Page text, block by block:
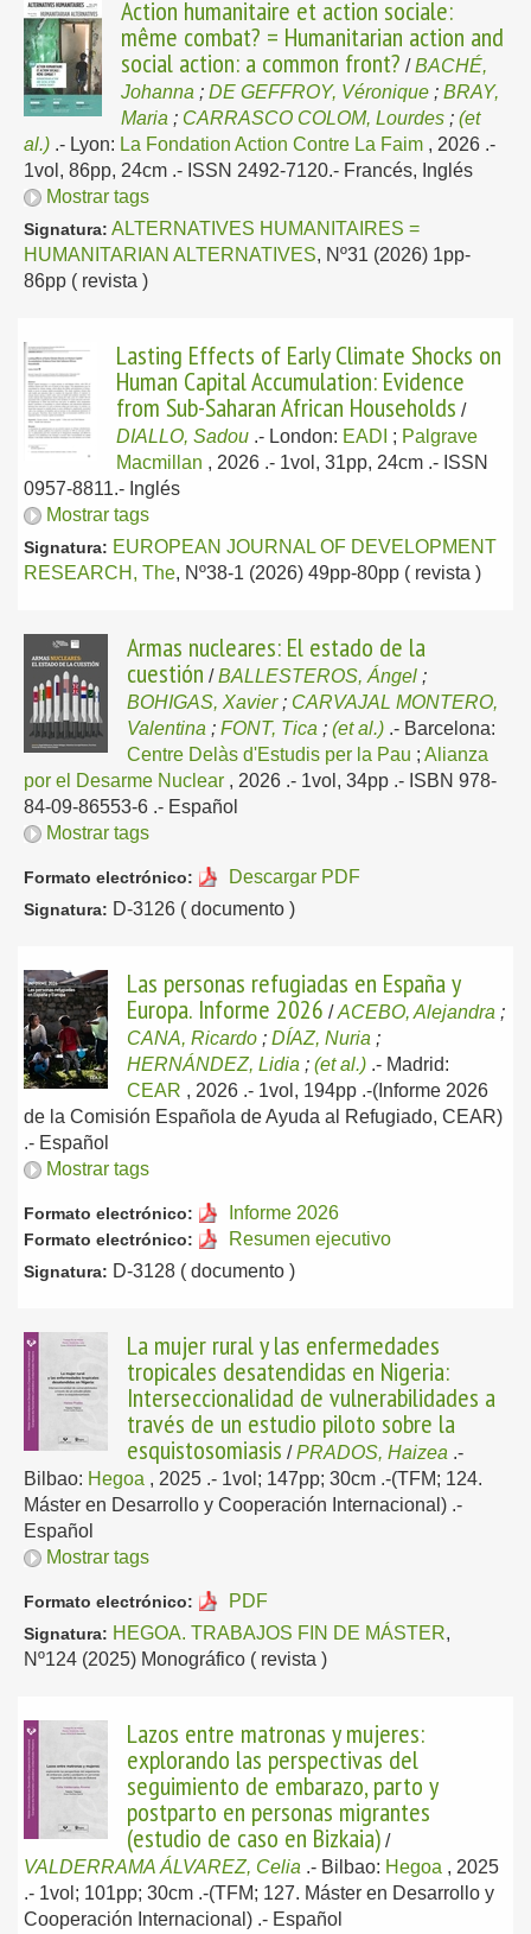
Action humanitaire et action sociale:
même combat? = Humanitarian action and
social action: a common front? /BACHÉ,
Johanna ; DE GEFFROY, Véronique ; BRAY,
Maria ; CARRASCO COLOM, Lourdes ; (et
al.) .- Lyon: La Fondation Action Contre La Faim , 2026 .-
1vol, 86pp, 24cm .- ISSN 2492-7120.- Francés, Inglés
Mostrar tags
Signatura: ALTERNATIVES HUMANITAIRES =
HUMANITARIAN ALTERNATIVES, Nº31 (2026) 1pp-
86pp ( revista )
Lasting Effects of Early Climate Shocks on
Human Capital Accumulation: Evidence
from Sub-Saharan African Households /
DIALLO, Sadou .- London: EADI ; Palgrave
Macmillan , 2026 .- 1vol, 31pp, 24cm .- ISSN
0957-8811.- Inglés
Mostrar tags
Signatura: EUROPEAN JOURNAL OF DEVELOPMENT
RESEARCH, The, Nº38-1 (2026) 49pp-80pp ( revista )
Armas nucleares: El estado de la
cuestión /BALLESTEROS, Ángel ;
BOHIGAS, Xavier; CARVAJAL MONTERO,
Valentina ; FONT, Tica ; (et al.) .- Barcelona:
Centre Delàs d'Estudis per la Pau ; Alianza
por el Desarme Nuclear , 2026 .- 1vol, 34pp .- ISBN 978-
84-09-86553-6 .- Español
Mostrar tags
Formato electrónico: Descargar PDF
Signatura: D-3126 ( documento )
Las personas refugiadas en España y
Europa. Informe 2026 /ACEBO, Alejandra ;
CANA, Ricardo ; DÍAZ, Nuria ;
HERNÁNDEZ, Lidia ; (et al.) .- Madrid:
CEAR , 2026 .- 1vol, 194pp .-(Informe 2026
de la Comisión Española de Ayuda al Refugiado, CEAR)
.- Español
Mostrar tags
Formato electrónico: Informe 2026
Formato electrónico: Resumen ejecutivo
Signatura: D-3128 ( documento )
La mujer rural y las enfermedades
tropicales desatendidas en Nigeria:
Interseccionalidad de vulnerabilidades a
través de un estudio piloto sobre la
esquistosomiasis /PRADOS, Haizea .-
Bilbao: Hegoa , 2025 .- 1vol; 147pp; 30cm .-(TFM; 124.
Máster en Desarrollo y Cooperación Internacional) .-
Español
Mostrar tags
Formato electrónico: PDF
Signatura: HEGOA. TRABAJOS FIN DE MÁSTER,
Nº124 (2025) Monográfico ( revista )
Lazos entre matronas y mujeres:
explorando las perspectivas del
seguimiento de embarazo, parto y
postparto en personas migrantes
(estudio de caso en Bizkaia) /
VALDERRAMA ÁLVAREZ, Celia .- Bilbao: Hegoa , 2025
.- 1vol; 101pp; 30cm .-(TFM; 127. Máster en Desarrollo y
Cooperación Internacional) .- Español